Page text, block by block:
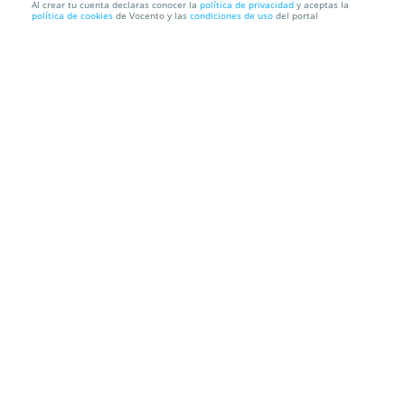
Rick Astley: Almuerzo para 2 en Gaucho Banús y
Al crear tu cuenta declaras conocer la política de privacidad y aceptas la
política de cookies de Vocento y las condiciones de uso del portal